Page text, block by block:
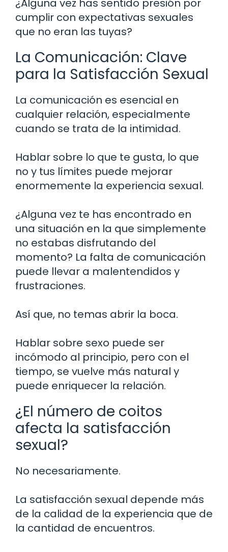
¿Alguna vez has sentido presión por
cumplir con expectativas sexuales
que no eran las tuyas?
La Comunicación: Clave
para la Satisfacción Sexual
La comunicación es esencial en
cualquier relación, especialmente
cuando se trata de la intimidad.
Hablar sobre lo que te gusta, lo que
no y tus límites puede mejorar
enormemente la experiencia sexual.
¿Alguna vez te has encontrado en
una situación en la que simplemente
no estabas disfrutando del
momento? La falta de comunicación
puede llevar a malentendidos y
frustraciones.
Así que, no temas abrir la boca.
Hablar sobre sexo puede ser
incómodo al principio, pero con el
tiempo, se vuelve más natural y
puede enriquecer la relación.
¿El número de coitos
afecta la satisfacción
sexual?
No necesariamente.
La satisfacción sexual depende más
de la calidad de la experiencia que de
la cantidad de encuentros.